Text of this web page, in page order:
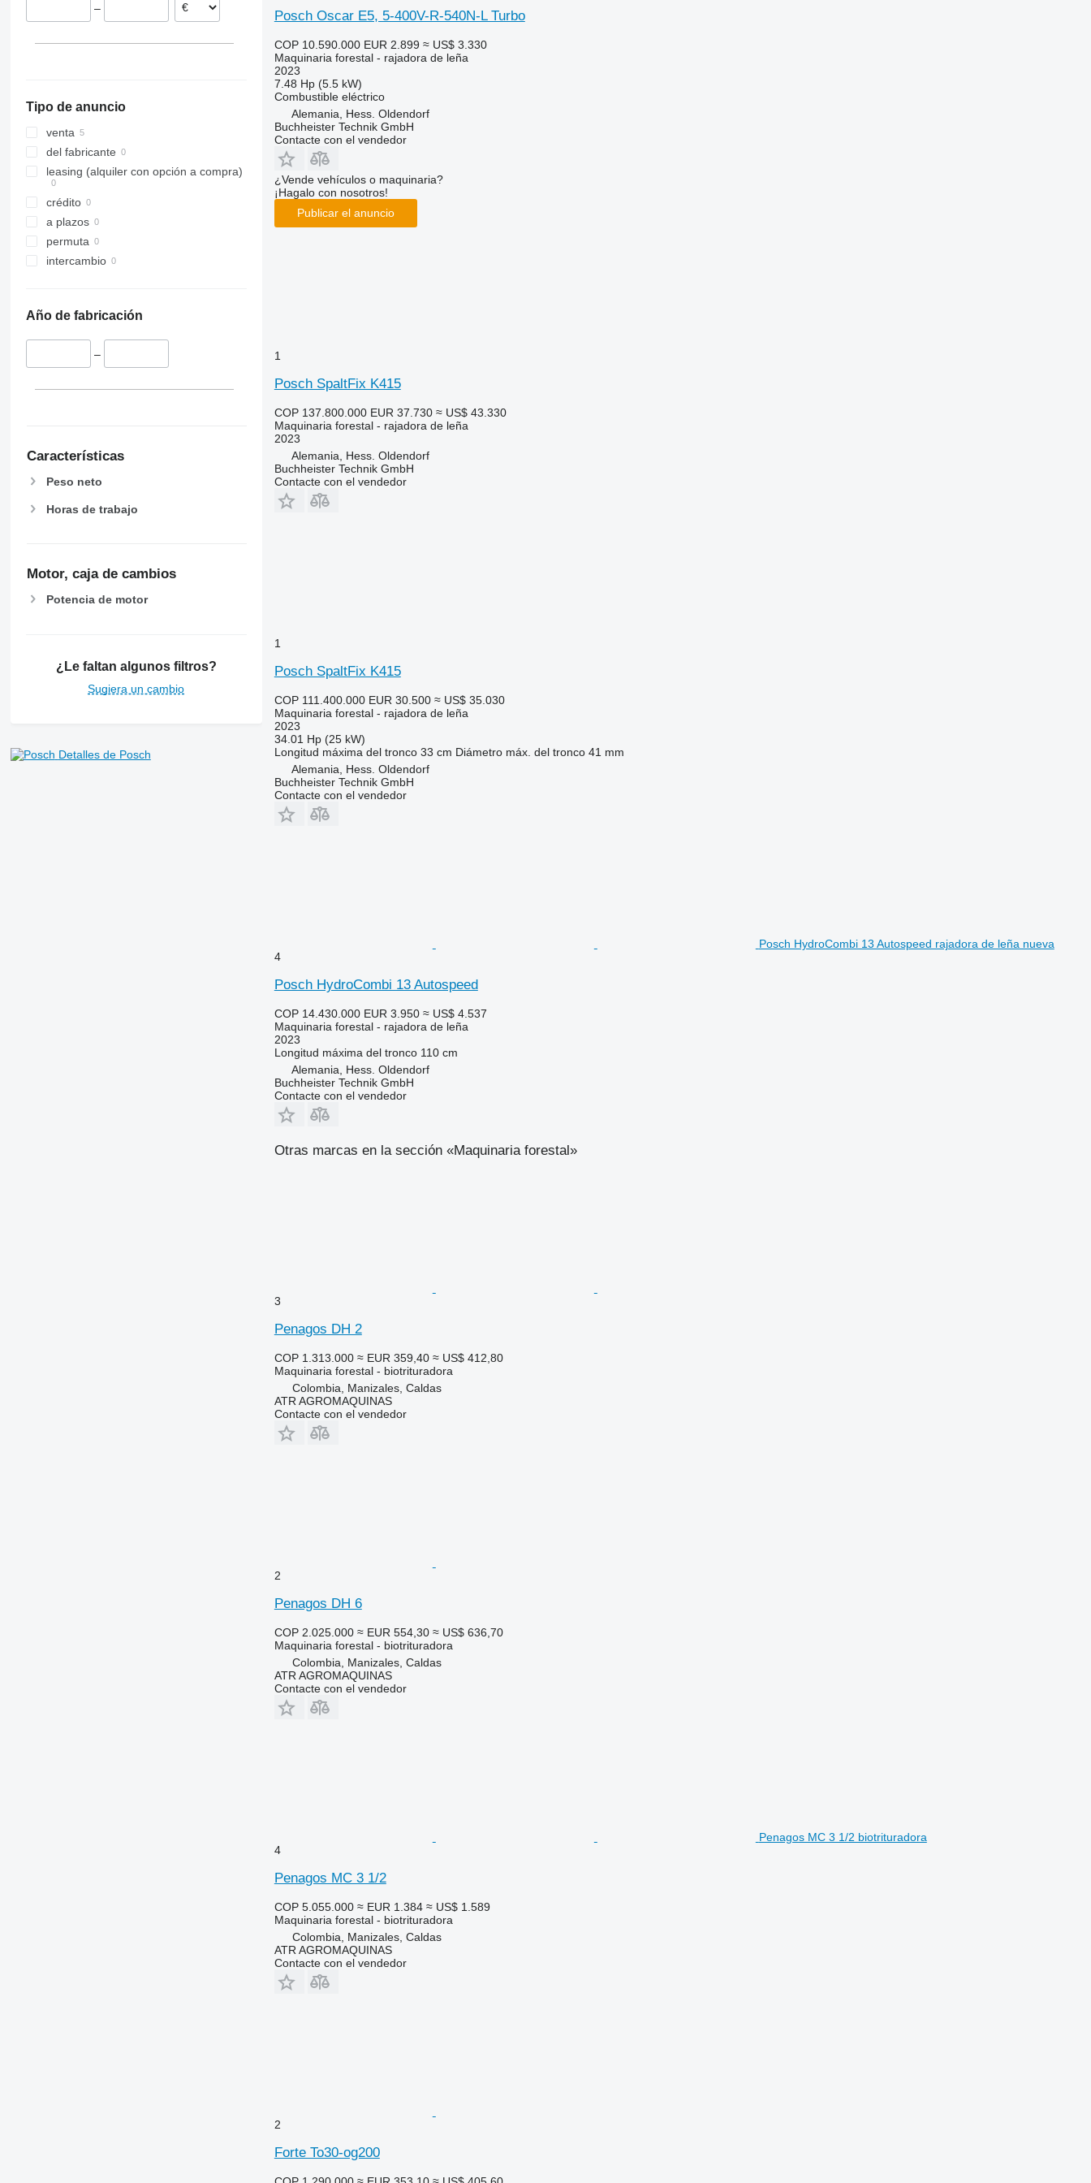
–
Tipo de anuncio
venta
del fabricante
leasing (alquiler con opción a compra)
crédito
a plazos
permuta
intercambio
Año de fabricación
–
Características
Peso neto
Horas de trabajo
Motor, caja de cambios
Potencia de motor
¿Le faltan algunos filtros?
Sugiera un cambio
Detalles de Posch
Posch Oscar E5, 5-400V-R-540N-L Turbo
COP 10.590.000 EUR 2.899 ≈ US$ 3.330
Maquinaria forestal - rajadora de leña
2023
7.48 Hp (5.5 kW)
Combustible eléctrico
Alemania, Hess. Oldendorf
Buchheister Technik GmbH
Contacte con el vendedor
¿Vende vehículos o maquinaria?
¡Hagalo con nosotros!
Publicar el anuncio
1
Posch SpaltFix K415
COP 137.800.000 EUR 37.730 ≈ US$ 43.330
Maquinaria forestal - rajadora de leña
2023
Alemania, Hess. Oldendorf
Buchheister Technik GmbH
Contacte con el vendedor
1
Posch SpaltFix K415
COP 111.400.000 EUR 30.500 ≈ US$ 35.030
Maquinaria forestal - rajadora de leña
2023
34.01 Hp (25 kW)
Longitud máxima del tronco 33 cm Diámetro máx. del tronco 41 mm
Alemania, Hess. Oldendorf
Buchheister Technik GmbH
Contacte con el vendedor
Posch HydroCombi 13 Autospeed rajadora de leña nueva
4
Posch HydroCombi 13 Autospeed
COP 14.430.000 EUR 3.950 ≈ US$ 4.537
Maquinaria forestal - rajadora de leña
2023
Longitud máxima del tronco 110 cm
Alemania, Hess. Oldendorf
Buchheister Technik GmbH
Contacte con el vendedor
Otras marcas en la sección «Maquinaria forestal»
3
Penagos DH 2
COP 1.313.000 ≈ EUR 359,40 ≈ US$ 412,80
Maquinaria forestal - biotrituradora
Colombia, Manizales, Caldas
ATR AGROMAQUINAS
Contacte con el vendedor
2
Penagos DH 6
COP 2.025.000 ≈ EUR 554,30 ≈ US$ 636,70
Maquinaria forestal - biotrituradora
Colombia, Manizales, Caldas
ATR AGROMAQUINAS
Contacte con el vendedor
Penagos MC 3 1/2 biotrituradora
4
Penagos MC 3 1/2
COP 5.055.000 ≈ EUR 1.384 ≈ US$ 1.589
Maquinaria forestal - biotrituradora
Colombia, Manizales, Caldas
ATR AGROMAQUINAS
Contacte con el vendedor
2
Forte To30-og200